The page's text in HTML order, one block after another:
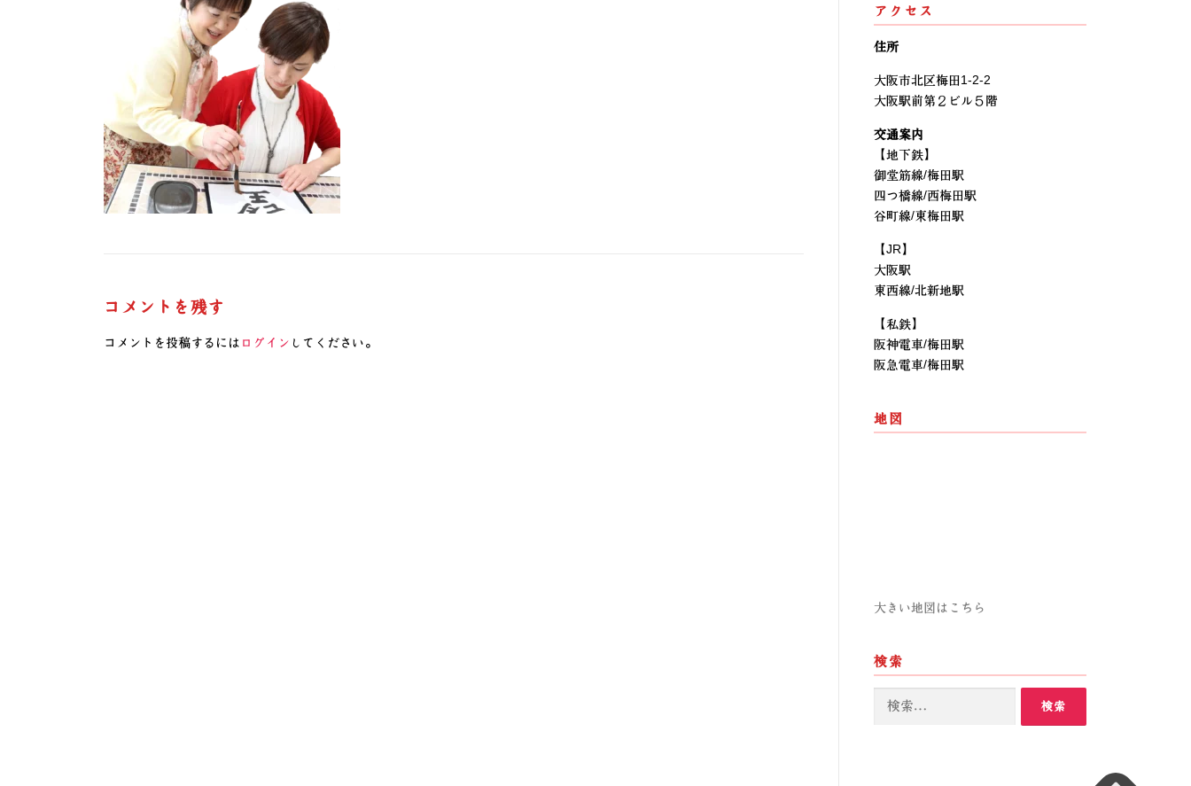
コメントを残す
コメントを投稿するには ログイン してください。
アクセス
住所
大阪市北区梅田1-2-2
大阪駅前第２ビル５階
交通案内
【地下鉄】
御堂筋線/梅田駅
四つ橋線/西梅田駅
谷町線/東梅田駅
【JR】
大阪駅
東西線/北新地駅
【私鉄】
阪神電車/梅田駅
阪急電車/梅田駅
地図
大きい地図はこちら
検索